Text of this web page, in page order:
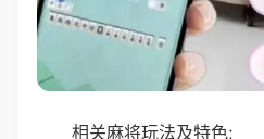
相关麻将玩法及特色;